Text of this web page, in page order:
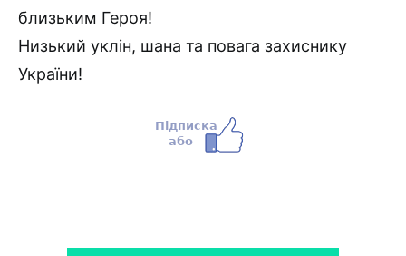
близьким Героя!
Низький уклін, шана та повага захиснику
України!